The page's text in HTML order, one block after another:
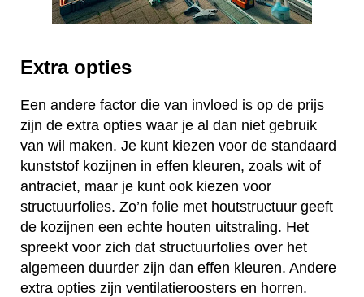
Extra opties
Een andere factor die van invloed is op de prijs
zijn de extra opties waar je al dan niet gebruik
van wil maken. Je kunt kiezen voor de standaard
kunststof kozijnen in effen kleuren, zoals wit of
antraciet, maar je kunt ook kiezen voor
structuurfolies. Zo’n folie met houtstructuur geeft
de kozijnen een echte houten uitstraling. Het
spreekt voor zich dat structuurfolies over het
algemeen duurder zijn dan effen kleuren. Andere
extra opties zijn ventilatieroosters en horren.